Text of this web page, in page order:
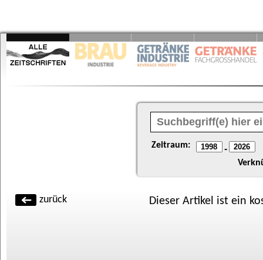
Zeitraum: -
zurück Dieser Artikel ist ein